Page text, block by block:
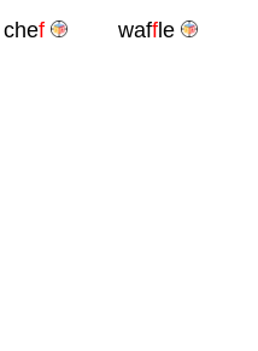
chef waffle